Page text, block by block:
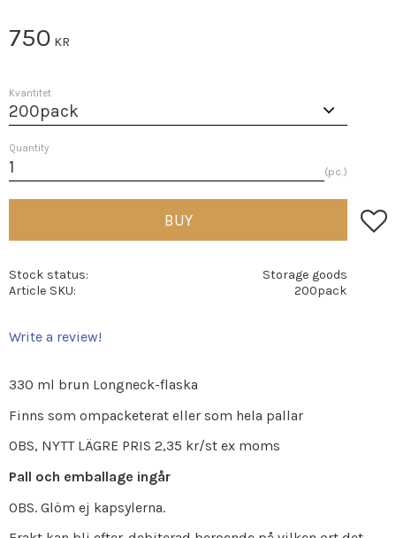
750 KR
Kvantitet
Quantity
pc.
BUY Add
Stock status
Storage goods
Article SKU
200pack
Write a review!
330 ml brun Longneck-flaska
Finns som ompacketerat eller som hela pallar
OBS, NYTT LÄGRE PRIS 2,35 kr/st ex moms
Pall och emballage ingår
OBS. Glöm ej kapsylerna.